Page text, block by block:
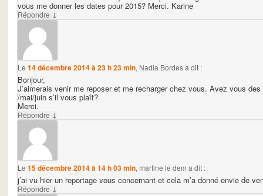
vous me donner les dates pour 2015? Merci. Karine
Répondre ↓
Le 14 décembre 2014 à 23 h 23 min, Nadia Bordesa dit :
Bonjour,
J’aimerais venir me reposer et me recharger chez vous. Avez vous
/mai/juin s’il vous plaît?
Merci.
Répondre ↓
Le 15 décembre 2014 à 14 h 03 min, martine le dem a dit :
j’ai vu hier un reportage vous concernant et cela m’a donné envie de
Répondre ↓